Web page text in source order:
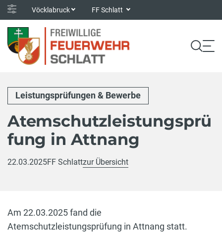
Vöcklabruck FF Schlatt
Leistungsprüfungen & Bewerbe
Atemschutzleistungsprü
fung in Attnang
22.03.2025FF Schlattzur Übersicht
Am 22.03.2025 fand die
Atemschutzleistungsprüfung in Attnang statt.